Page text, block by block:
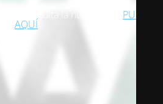
Consulta la nueva web! PULSA
AQUÍ